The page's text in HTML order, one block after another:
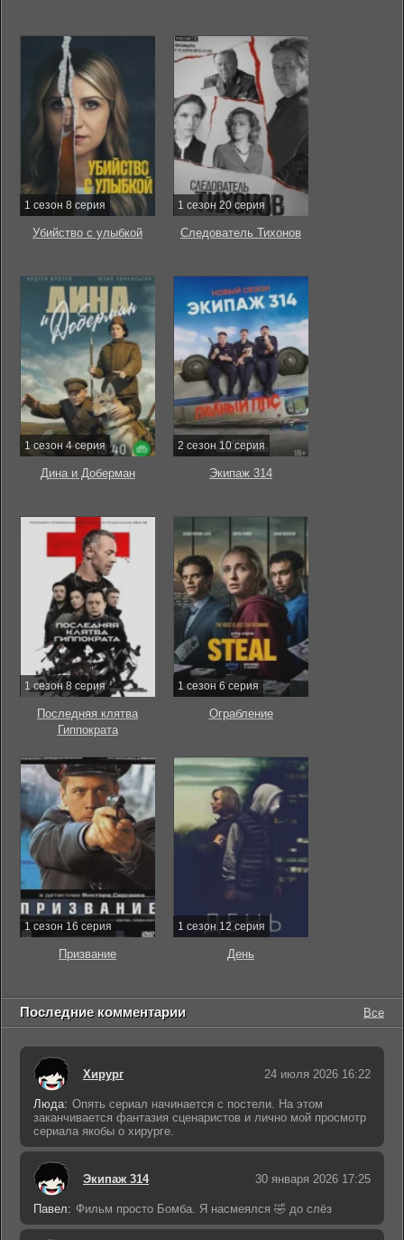
1 сезон 8 серия
Убийство с улыбкой
1 сезон 20 серия
Следователь Тихонов
1 сезон 4 серия
Дина и Доберман
2 сезон 10 серия
Экипаж 314
1 сезон 8 серия
Последняя клятва
Гиппократа
1 сезон 6 серия
Ограбление
1 сезон 16 серия
Призвание
1 сезон 12 серия
День
Последние комментарии Все
Хирург 24 июля 2026 16:22
Люда: Опять сериал начинается с постели. На этом
заканчивается фантазия сценаристов и лично мой просмотр
сериала якобы о хирурге.
Экипаж 314 30 января 2026 17:25
Павел: Фильм просто Бомба. Я насмеялся 🤣 до слёз